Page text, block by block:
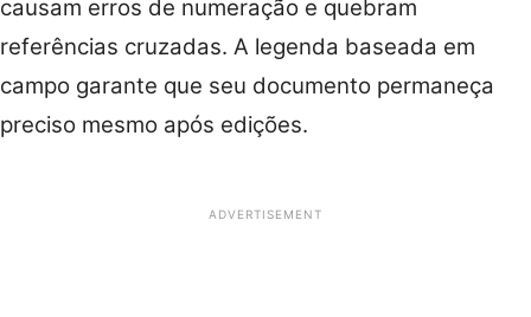
causam erros de numeração e quebram
referências cruzadas. A legenda baseada em
campo garante que seu documento permaneça
preciso mesmo após edições.
ADVERTISEMENT